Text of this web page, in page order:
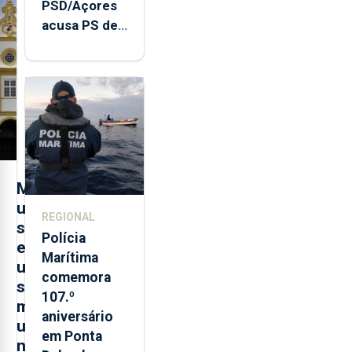
M
u
s
e
u
s
m
u
n
PSD/Açores
acusa PS de
contraditória"
sobre
evolução
turística
REGIONAL
Polícia
Marítima
comemora
107.º
aniversário
em Ponta